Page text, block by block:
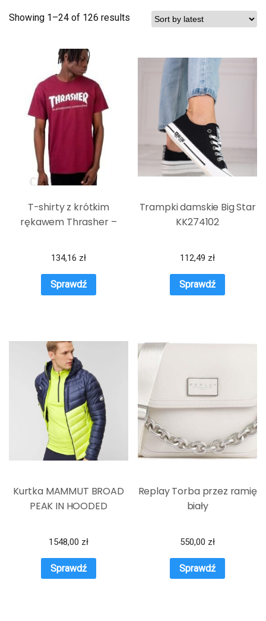
Showing 1–24 of 126 results
T-shirty z krótkim
rękawem Thrasher –
134,16 zł
Sprawdź
Trampki damskie Big Star
KK274102
112,49 zł
Sprawdź
Kurtka MAMMUT BROAD
PEAK IN HOODED
1548,00 zł
Sprawdź
Replay Torba przez ramię
biały
550,00 zł
Sprawdź